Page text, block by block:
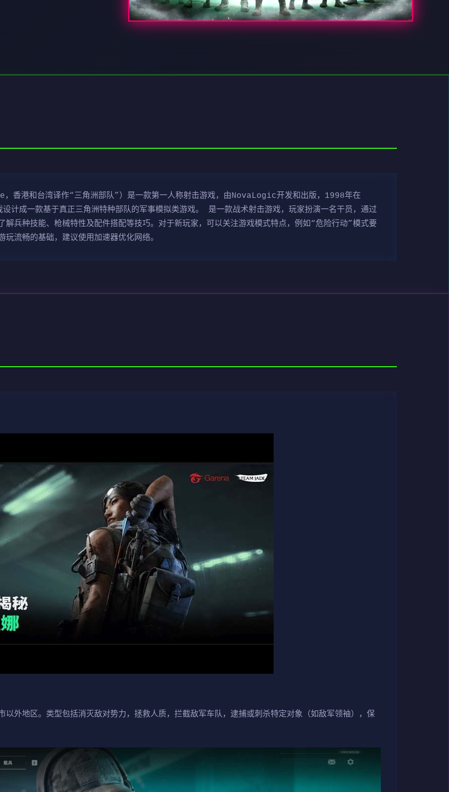
香港和台湾译作“三角洲部队”）是一款第一人称射击游戏，由NovaLogic开发和出版，1998年在
成一款基于真正三角洲特种部队的军事模拟类游戏。 是一款战术射击游戏，玩家扮演一名干员，通过
解兵种技能、枪械特性及配件搭配等技巧。对于新玩家，可以关注游戏模式特点，例如“危险行动”模式要
流畅的基础，建议使用加速器优化网络。
以外地区。类型包括消灭敌对势力，拯救人质，拦截敌军车队，逮捕或刺杀特定对象（如敌军领袖），保